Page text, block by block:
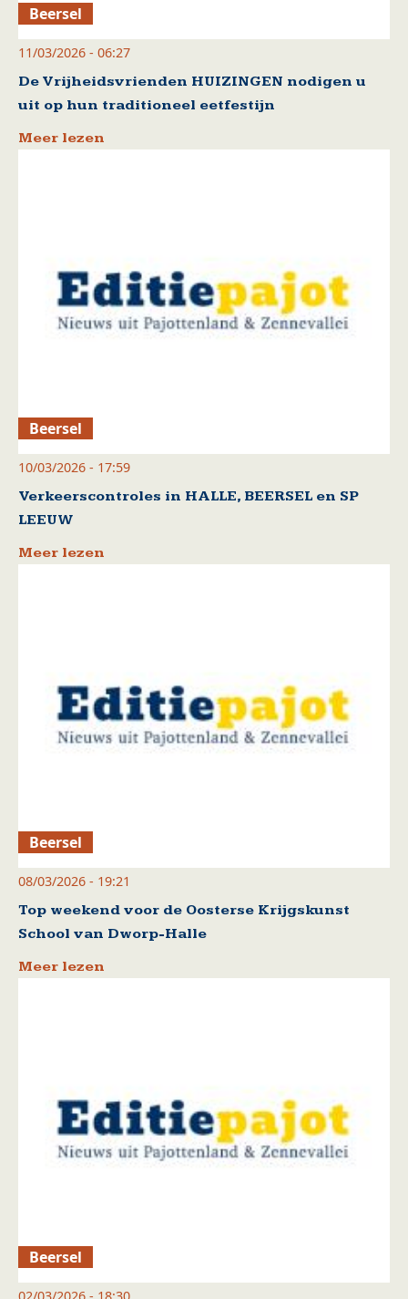
Beersel
11/03/2026 - 06:27
De Vrijheidsvrienden HUIZINGEN nodigen u
uit op hun traditioneel eetfestijn
Meer lezen
Beersel
10/03/2026 - 17:59
Verkeerscontroles in HALLE, BEERSEL en SP
LEEUW
Meer lezen
Beersel
08/03/2026 - 19:21
Top weekend voor de Oosterse Krijgskunst
School van Dworp-Halle
Meer lezen
Beersel